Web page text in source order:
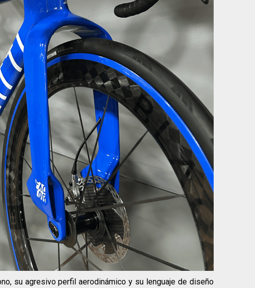
su agresivo perfil aerodinámico y su lenguaje de diseño